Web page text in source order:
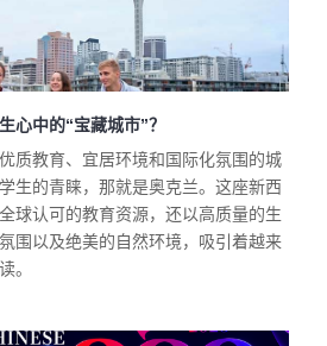
心中的“宝藏城市”？
质教育、宜居环境和国际化氛围的城
生的青睐，那就是奥克兰。这座新西
球认可的教育资源，还以高质量的生
围以及绝美的自然环境，吸引着越来
。